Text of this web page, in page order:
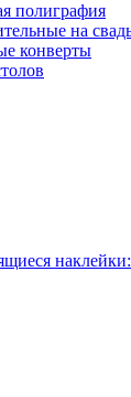
полиграфия
на
конверты